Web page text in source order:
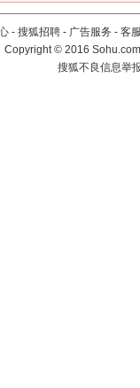
- 搜狐招聘 - 广告服务 - 客
Copyright©2016
搜狐不良信息举